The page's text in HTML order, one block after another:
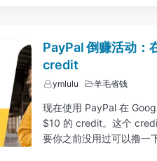
PayPal 倒赚活动：
credit
ymlulu 羊毛省钱
现在使用 PayPal 在
$10 的 credit。这个
要你之前没用过可以撸一